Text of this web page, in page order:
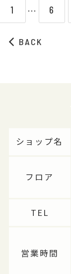
BACK
1 ⋯ 6
ショップ名
フロア
TEL
営業時間